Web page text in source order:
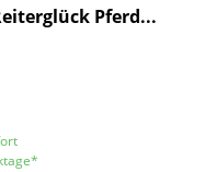
Pferd...